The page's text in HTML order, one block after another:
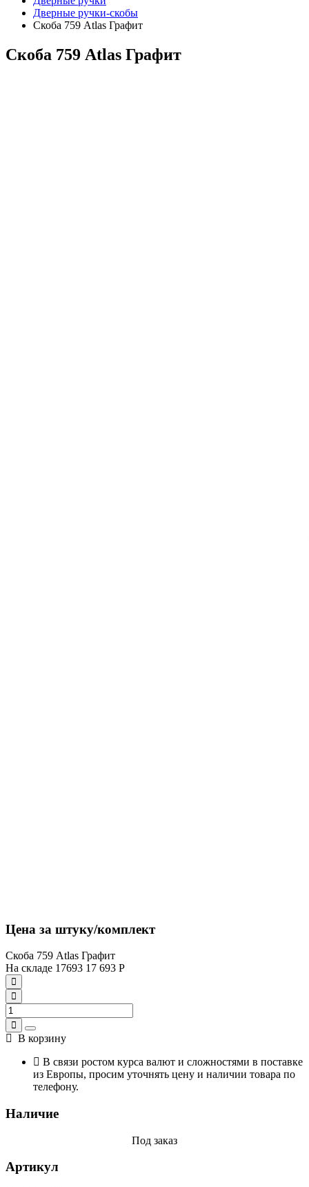
Дверные ручки-скобы
Скоба 759 Atlas Графит
Скоба 759 Atlas Графит
Цена за штуку/комплект
Скоба 759 Atlas Графит
На складе 17693 17 693 Р
В корзину
В связи ростом курса валют и сложностями в поставке
из Европы, просим уточнять цену и наличии товара по
телефону.
Наличие
Под заказ
Артикул